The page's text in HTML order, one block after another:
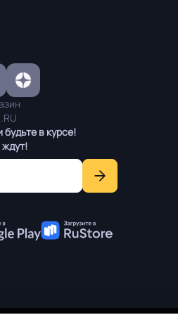
ПВХ
EUROBASE 425 / EUROPROF 522
/ EUROPROF 521 фиксация
в курсе!